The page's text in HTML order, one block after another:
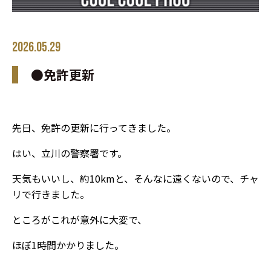
2026.05.29
●免許更新
先日、免許の更新に行ってきました。
はい、立川の警察署です。
天気もいいし、約10kmと、そんなに遠くないので、チャ
リで行きました。
ところがこれが意外に大変で、
ほぼ1時間かかりました。